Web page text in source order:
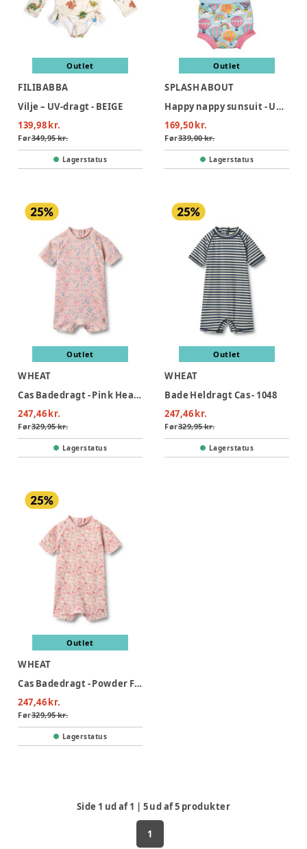
Outlet
FILIBABBA
Vilje – UV-dragt - BEIGE
139,98 kr.
Før349,95 kr.
Lagerstatus
Outlet
SPLASH ABOUT
Happy nappy sunsuit - Up & Away Pink
169,50 kr.
Før339,00 kr.
Lagerstatus
Outlet
WHEAT
Cas Badedragt - Pink Heart Flowers
247,46 kr.
Før329,95 kr.
Lagerstatus
Outlet
WHEAT
Bade Heldragt Cas - 1048
247,46 kr.
Før329,95 kr.
Lagerstatus
Outlet
WHEAT
Cas Badedragt - Powder Flowers And Seashells
247,46 kr.
Før329,95 kr.
Lagerstatus
Side 1 ud af1 | 5ud af5 produkter
1